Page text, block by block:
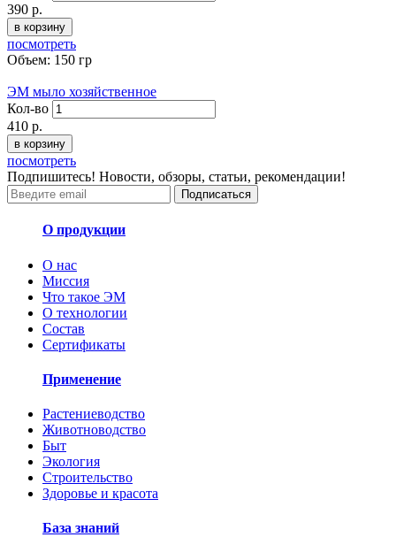
390 р.
в корзину
посмотреть
Объем: 150 гр
ЭМ мыло хозяйственное
Кол-во
410 р.
в корзину
посмотреть
Подпишитесь! Новости, обзоры, статьи, рекомендации!
Подписаться
О продукции
О нас
Миссия
Что такое ЭМ
О технологии
Состав
Сертификаты
Применение
Растениеводство
Животноводство
Быт
Экология
Строительство
Здоровье и красота
База знаний